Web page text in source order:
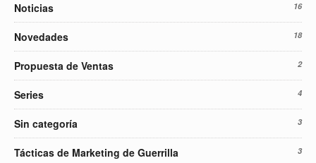
Noticias 16
Novedades 18
Propuesta de Ventas 2
Series 4
Sin categoría 3
Tácticas de Marketing de Guerrilla 3